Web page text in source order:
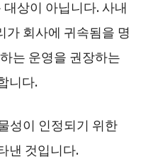
상이 아닙니다. 사내
가 회사에 귀속됨을 명
는 운영을 권장하는
니다.
성이 인정되기 위한
낸 것입니다.